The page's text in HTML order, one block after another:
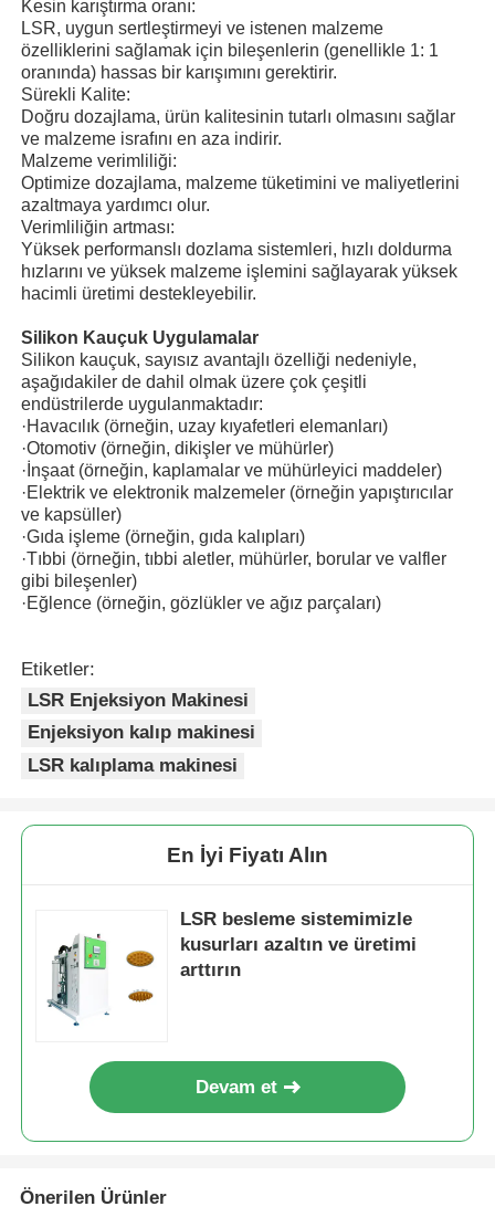
Fabrika turu
Kalite kontrol
Bize ulaşın
Haberler
Tüm servis talepleri
Teklif isteği
LSR Enjeksiyon Makinesi
Silikon Enjeksiyon Kalıplama Makinesi
Aşırı kalıplama makinesi
Enjeksiyon kalıplama makinesi aksesuarları
Silikon kauçuk enjeksiyon kalıplama
Kesin karıştırma oranı:
LSR, uygun sertleştirmeyi ve istenen malzeme
özelliklerini sağlamak için bileşenlerin (genellikle 1: 1
oranında) hassas bir karışımını gerektirir.
Sürekli Kalite:
Doğru dozajlama, ürün kalitesinin tutarlı olmasını sağlar
ve malzeme israfını en aza indirir.
Malzeme verimliliği:
Optimize dozajlama, malzeme tüketimini ve maliyetlerini
azaltmaya yardımcı olur.
Verimliliğin artması:
Yüksek performanslı dozlama sistemleri, hızlı doldurma
hızlarını ve yüksek malzeme işlemini sağlayarak yüksek
hacimli üretimi destekleyebilir.
Silikon Kauçuk Uygulamalar
Silikon kauçuk, sayısız avantajlı özelliği nedeniyle,
aşağıdakiler de dahil olmak üzere çok çeşitli
endüstrilerde uygulanmaktadır:
·Havacılık (örneğin, uzay kıyafetleri elemanları)
·Otomotiv (örneğin, dikişler ve mühürler)
· İnşaat (örneğin, kaplamalar ve mühürleyici maddeler)
·Elektrik ve elektronik malzemeler (örneğin yapıştırıcılar
ve kapsüller)
·Gıda işleme (örneğin, gıda kalıpları)
·Tıbbi (örneğin, tıbbi aletler, mühürler, borular ve valfler
gibi bileşenler)
·Eğlence (örneğin, gözlükler ve ağız parçaları)
Etiketler:
LSR Enjeksiyon Makinesi
Enjeksiyon kalıp makinesi
LSR kalıplama makinesi
En İyi Fiyatı Alın
LSR besleme sistemimizle
kusurları azaltın ve üretimi
arttırın
Devam et
Önerilen Ürünler